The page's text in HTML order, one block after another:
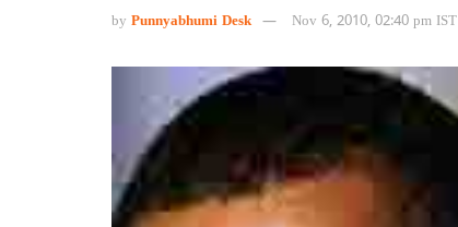
by Punnyabhumi Desk Nov 6, 2010, 02:40 pm IST